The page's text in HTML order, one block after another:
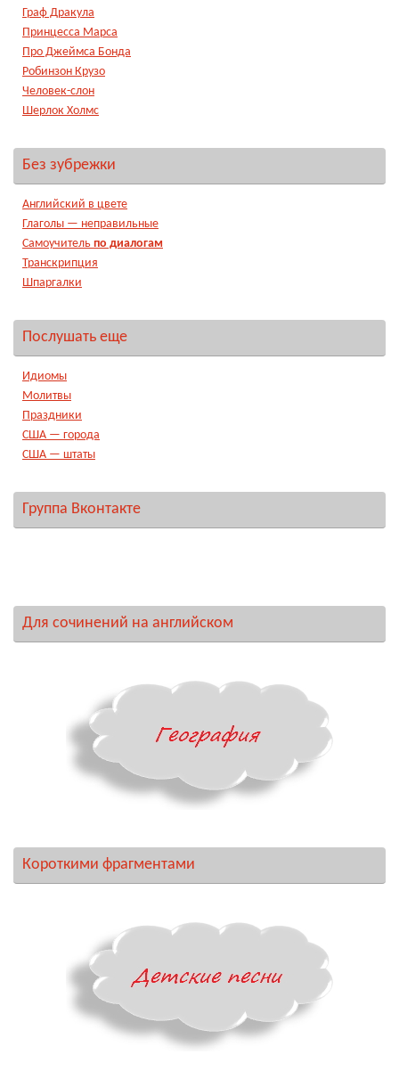
Граф Дракула
Принцесса Марса
Про Джеймса Бонда
Робинзон Крузо
Человек-слон
Шерлок Холмс
Без зубрежки
Английский в цвете
Глаголы — неправильные
Самоучитель по диалогам
Транскрипция
Шпаргалки
Послушать еще
Идиомы
Молитвы
Праздники
США — города
США — штаты
Группа Вконтакте
Для сочинений на английском
Короткими фрагментами